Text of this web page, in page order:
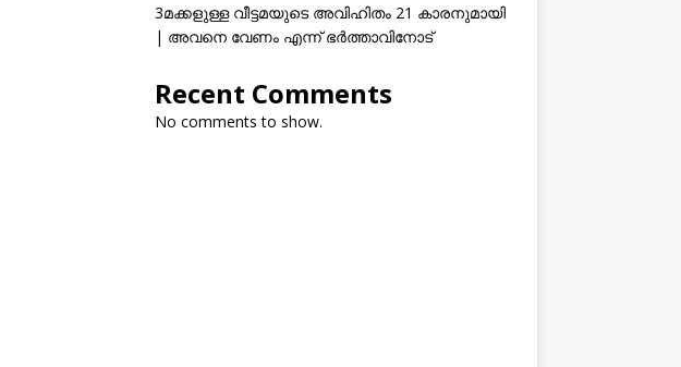
3മക്കളുള്ള വീട്ടമയുടെ അവിഹിതം 21 കാരനുമായി
| അവനെ വേണം എന്ന് ഭർത്താവിനോട്
Recent Comments
No comments to show.